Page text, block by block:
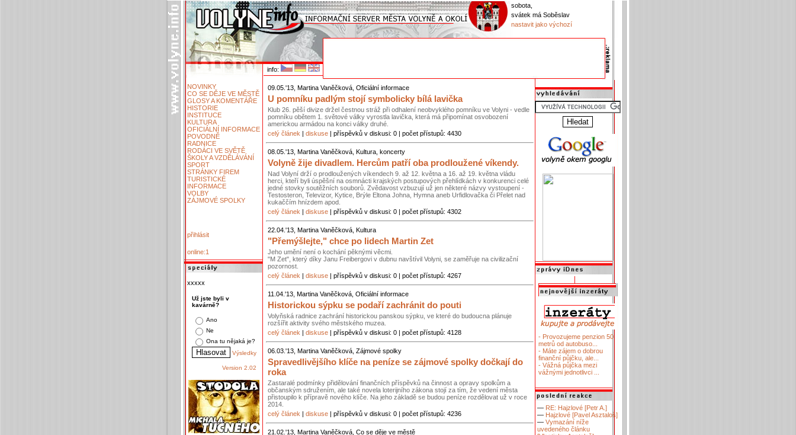
sobota,
svátek má Soběslav
nastavit jako výchozí
info:
NOVINKY
CO SE DĚJE VE MĚSTĚ
GLOSY A KOMENTÁŘE
HISTORIE
INSTITUCE
KULTURA
OFICIÁLNÍ INFORMACE
POVODNĚ
RADNICE
RODÁCI VE SVĚTĚ
ŠKOLY A VZDĚLÁVÁNÍ
SPORT
STRÁNKY FIREM
TURISTICKÉ
INFORMACE
VOLBY
ZÁJMOVÉ SPOLKY
přihlásit
online:1
xxxxx
Už jste byli v
kavárně?
Ano
Ne
Ona tu nějaká je?
Výsledky
Version 2.02
09.05.'13, Martina Vaněčková, Oficiální informace
U pomníku padlým stojí symbolicky bílá lavička
Klub 26. pěší divize držel čestnou stráž při odhalení neobvyklého pomníku ve Volyni - vedle
pomníku obětem 1. světové války vyrostla lavička, která má připomínat osvobození
americkou armádou na konci války druhé.
celý článek | diskuse | příspěvků v diskusi: 0 | počet přístupů: 4430
08.05.'13, Martina Vaněčková, Kultura, koncerty
Volyně žije divadlem. Hercům patří oba prodloužené víkendy.
Nad Volyní drží o prodloužených víkendech 9. až 12. května a 16. až 19. května vládu
herci, kteří byli úspěšní na osmnácti krajských postupových přehlídkách v konkurenci celé
jedné stovky soutěžních souborů. Zvědavost vzbuzují už jen některé názvy vystoupení -
Testosteron, Televizor, Kytice, Brýle Eltona Johna, Hymna aneb Urfidlovačka či Přelet nad
kukaččím hnízdem apod.
celý článek | diskuse | příspěvků v diskusi: 0 | počet přístupů: 4302
22.04.'13, Martina Vaněčková, Kultura
"Přemýšlejte," chce po lidech Martin Zet
Jeho umění není o kochání pěknými věcmi.
"M Zet", který díky Janu Freibergovi v dubnu navštívil Volyni, se zaměřuje na civilizační
pozornost.
celý článek | diskuse | příspěvků v diskusi: 0 | počet přístupů: 4267
11.04.'13, Martina Vaněčková, Oficiální informace
Historickou sýpku se podaří zachránit do pouti
Volyňská radnice zachrání historickou panskou sýpku, ve které do budoucna plánuje
rozšířit aktivity svého městského muzea.
celý článek | diskuse | příspěvků v diskusi: 0 | počet přístupů: 4128
06.03.'13, Martina Vaněčková, Zájmové spolky
Spravedlivějšího klíče na peníze se zájmové spolky dočkají do
roka
Zastaralé podmínky přidělování finančních příspěvků na činnost a opravy spolkům a
občanským sdružením, ale také novela loterijního zákona stojí za tím, že vedení města
přistoupilo k přípravě nového klíče. Na jeho základě se budou peníze rozdělovat už v roce
2014.
celý článek | diskuse | příspěvků v diskusi: 0 | počet přístupů: 4236
21.02.'13, Martina Vaněčková, Co se děje ve městě
- Provozujeme penzion 50
metrů od autobuso...
- Máte zájem o dobrou
finanční půjčku, ale...
- Vážná půjčka mezi
vážnými jednotlivci ...
— RE: Hajzlové [Petr A.]
— Hajzlové [Pavel Asztaloš]
— Vymazání níže
uvedeného článku